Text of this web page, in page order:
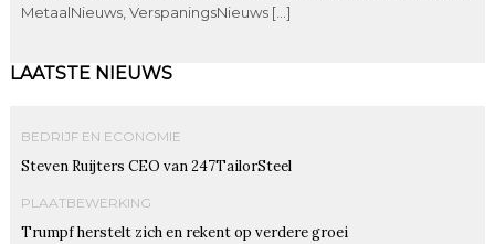
MetaalNieuws, VerspaningsNieuws […]
LAATSTE NIEUWS
BEDRIJF EN ECONOMIE
Steven Ruijters CEO van 247TailorSteel
PLAATBEWERKING
Trumpf herstelt zich en rekent op verdere groei